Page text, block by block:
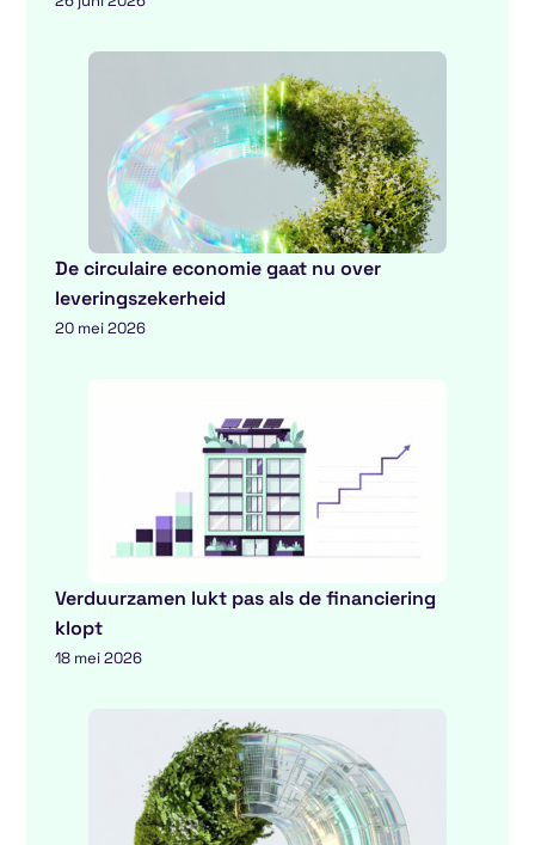
De circulaire economie gaat nu over
leveringszekerheid
20 mei 2026
Verduurzamen lukt pas als de financiering
klopt
18 mei 2026